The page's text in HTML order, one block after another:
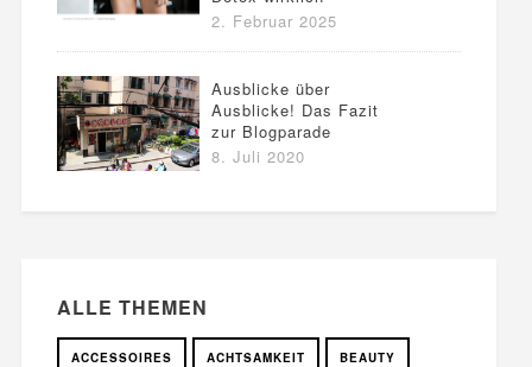
2. Februar 2025
Ausblicke über
Ausblicke! Das Fazit
zur Blogparade
8. Juli 2020
ALLE THEMEN
ACCESSOIRES ACHTSAMKEIT BEAUTY